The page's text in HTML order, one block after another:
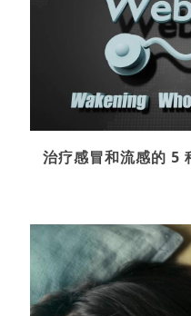
治疗感冒和流感的 5